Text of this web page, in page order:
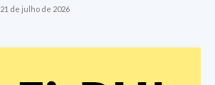
21 de julho de 2026